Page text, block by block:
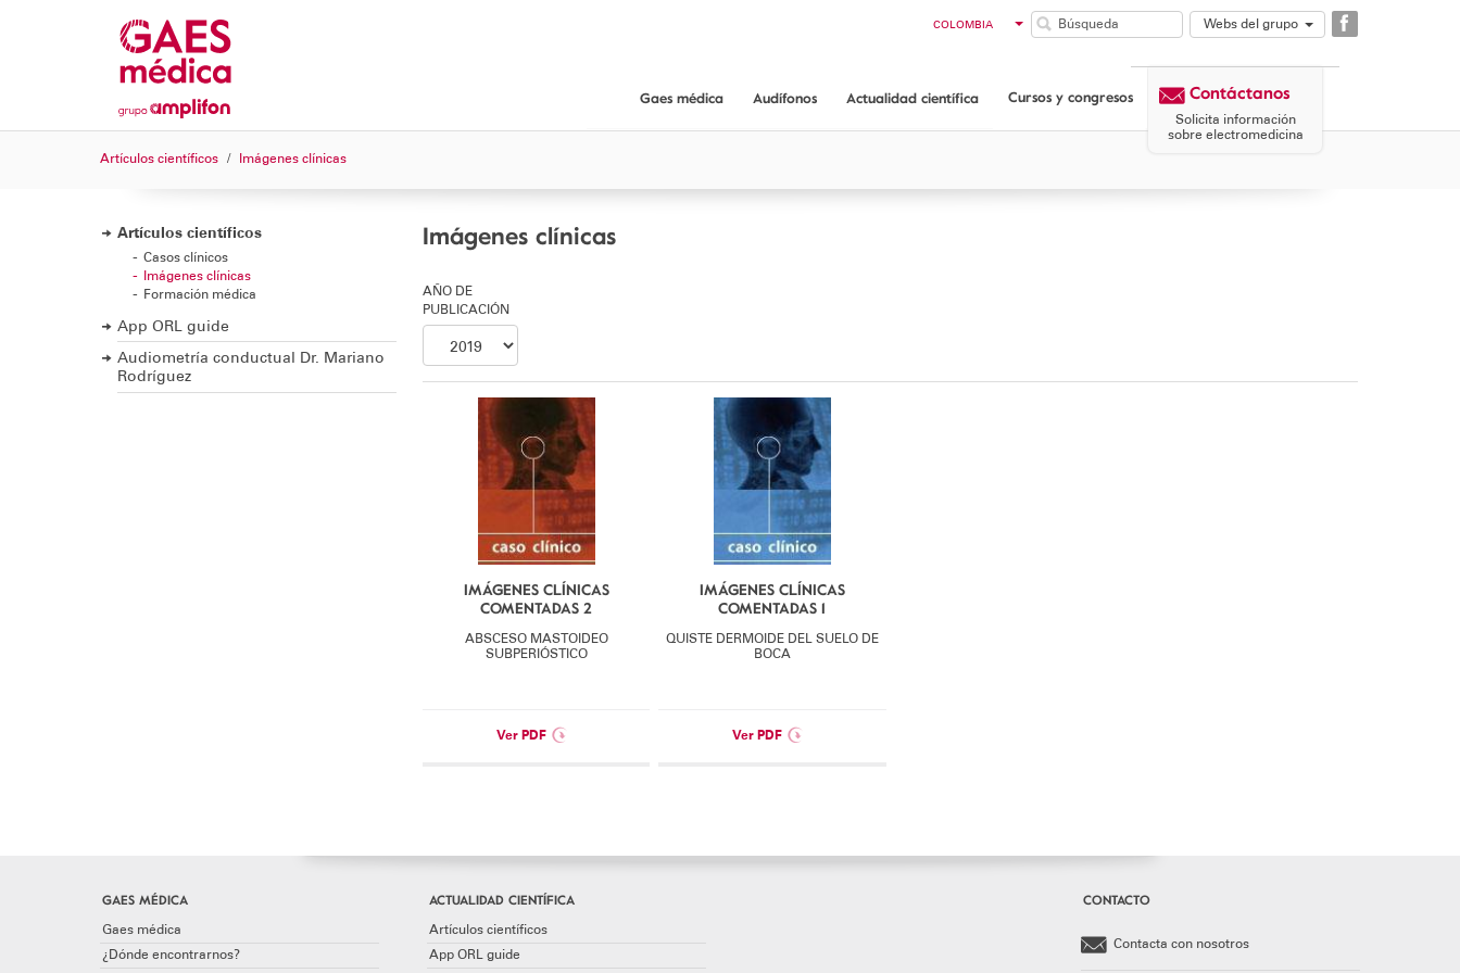
Webs del grupo
COMUNIDAD
GAES
MICROSON
COLOMBIA
PANAMÁ
Gaes médica
¿Dónde encontrarnos?
Audífonos Actualidad científica
App ORL guide
Cursos y congresos Contáctanos
Solicita información
sobre electromedicina
Artículos científicos
Imágenes clínicas
Artículos científicos
Casos clínicos
Imágenes clínicas
Formación médica
App ORL guide
Audiometría conductual Dr. Mariano
Rodríguez
Imágenes clínicas
AÑO DE
PUBLICACIÓN
IMÁGENES CLÍNICAS
COMENTADAS 2
ABSCESO MASTOIDEO
SUBPERIÓSTICO
Ver PDF
IMÁGENES CLÍNICAS
COMENTADAS 1
QUISTE DERMOIDE DEL SUELO DE
BOCA
Ver PDF
GAES MÉDICA
Gaes médica
¿Dónde encontrarnos?
ACTUALIDAD CIENTÍFICA
Artículos científicos
App ORL guide
CONTACTO
Contacta con nosotros